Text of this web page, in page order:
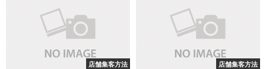
店舗集客方法 店舗集客方法